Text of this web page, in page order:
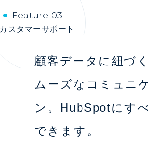
Feature 03
カスタマーサポート
顧客データに紐づ
ムーズなコミュニ
ン。HubSpotにす
できます。